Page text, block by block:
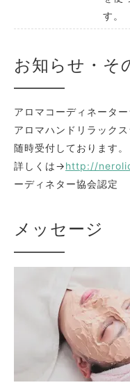
す。
お知らせ・そ
アロマコーディネータ
アロマハンドリラック
随時受付しております。
詳しくは→http://
ーディネター協会認定
メッセージ